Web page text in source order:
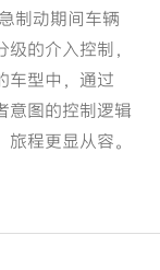
制动期间车辆
的介入控制，
车型中，通过
意图的控制逻辑
程更显从容。